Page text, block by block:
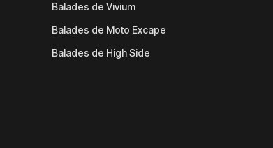
Balades de Vivium
Balades de Moto Excape
Balades de High Side